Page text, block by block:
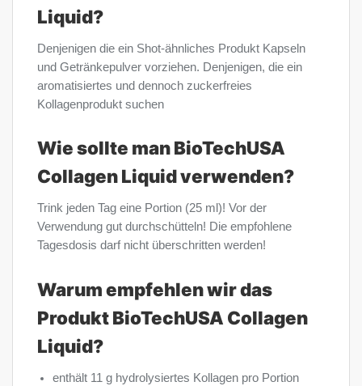
Liquid?
Denjenigen die ein Shot-ähnliches Produkt Kapseln
und Getränkepulver vorziehen. Denjenigen, die ein
aromatisiertes und dennoch zuckerfreies
Kollagenprodukt suchen
Wie sollte man BioTechUSA
Collagen Liquid verwenden?
Trink jeden Tag eine Portion (25 ml)! Vor der
Verwendung gut durchschütteln! Die empfohlene
Tagesdosis darf nicht überschritten werden!
Warum empfehlen wir das
Produkt BioTechUSA Collagen
Liquid?
enthält 11 g hydrolysiertes Kollagen pro Portion